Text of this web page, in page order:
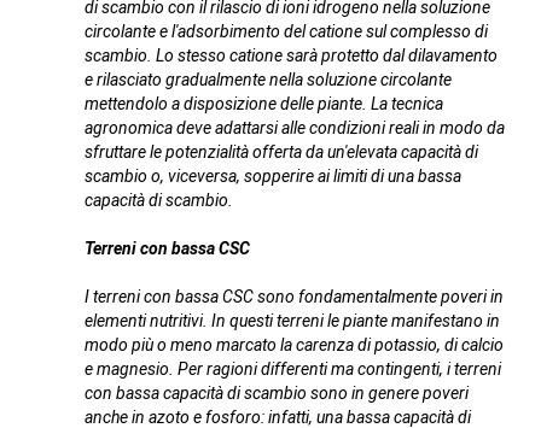
di scambio con il rilascio di ioni idrogeno nella soluzione
circolante e l'adsorbimento del catione sul complesso di
scambio. Lo stesso catione sarà protetto dal dilavamento
e rilasciato gradualmente nella soluzione circolante
mettendolo a disposizione delle piante. La tecnica
agronomica deve adattarsi alle condizioni reali in modo da
sfruttare le potenzialità offerta da un'elevata capacità di
scambio o, viceversa, sopperire ai limiti di una bassa
capacità di scambio.
Terreni con bassa CSC
I terreni con bassa CSC sono fondamentalmente poveri in
elementi nutritivi. In questi terreni le piante manifestano in
modo più o meno marcato la carenza di potassio, di calcio
e magnesio. Per ragioni differenti ma contingenti, i terreni
con bassa capacità di scambio sono in genere poveri
anche in azoto e fosforo: infatti, una bassa capacità di